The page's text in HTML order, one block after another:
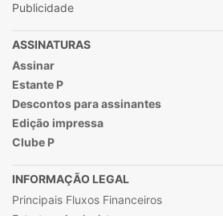
Publicidade
ASSINATURAS
Assinar
Estante P
Descontos para assinantes
Edição impressa
Clube P
INFORMAÇÃO LEGAL
Principais Fluxos Financeiros